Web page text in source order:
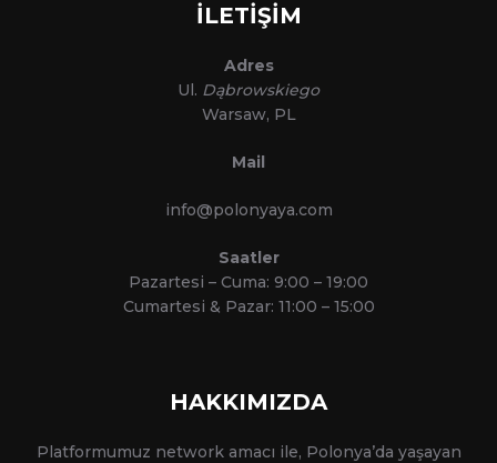
İLETİŞİM
Adres
Ul. Dąbrowskiego
Warsaw, PL
Mail
info@polonyaya.com
Saatler
Pazartesi – Cuma: 9:00 – 19:00
Cumartesi & Pazar: 11:00 – 15:00
HAKKIMIZDA
Platformumuz network amacı ile, Polonya’da yaşayan